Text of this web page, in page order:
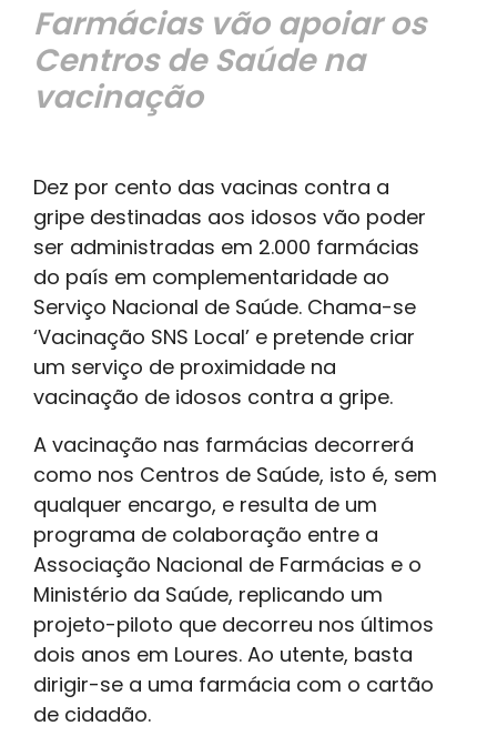
Farmácias vão apoiar os
Centros de Saúde na
vacinação
Dez por cento das vacinas contra a
gripe destinadas aos idosos vão poder
ser administradas em 2.000 farmácias
do país em complementaridade ao
Serviço Nacional de Saúde. Chama-se
‘Vacinação SNS Local’ e pretende criar
um serviço de proximidade na
vacinação de idosos contra a gripe.
A vacinação nas farmácias decorrerá
como nos Centros de Saúde, isto é, sem
qualquer encargo, e resulta de um
programa de colaboração entre a
Associação Nacional de Farmácias e o
Ministério da Saúde, replicando um
projeto-piloto que decorreu nos últimos
dois anos em Loures. Ao utente, basta
dirigir-se a uma farmácia com o cartão
de cidadão.